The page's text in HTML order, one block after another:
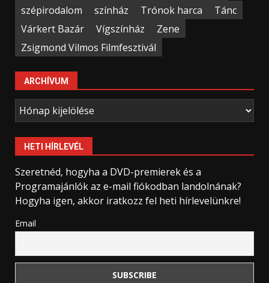
szépirodalom
színház Trónok harca
Tánc
Várkert Bazár
Vígszínház
Zene
Zsigmond Vilmos Filmfesztivál
ARCHÍVUM
Archívum
HETI HÍRLEVÉL
Szeretnéd, hogyha a DVD-premierek és a
Programajánlók az e-mail fiókodban landolnának?
Hogyha igen, akkor iratkozz fel heti hírlevelünkre!
Email